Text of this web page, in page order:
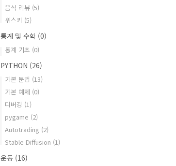
음식 리뷰 (5)
위스키 (5)
통계 및 수학 (0)
통계 기초 (0)
PYTHON (26)
기본 문법 (13)
기본 예제 (0)
디버깅 (1)
pygame (2)
Autotrading (2)
Stable Diffusion (1)
운동 (16)